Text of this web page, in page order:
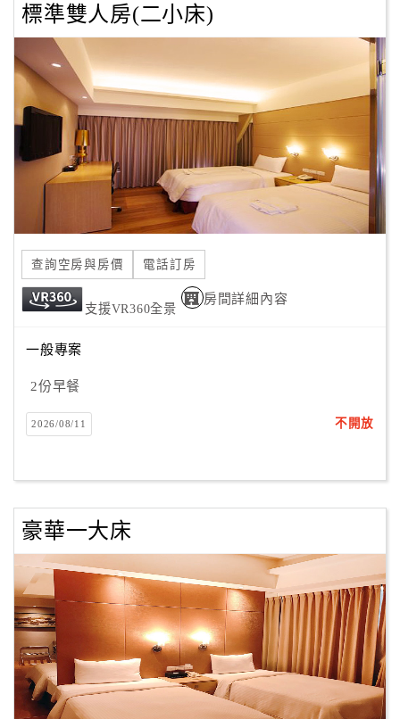
聯
Line
上
紅
利
查
訂
房
Q&A
旅
卡
房
請
款
收
據
標準雙人房(二小床)
查詢空房與房價 電話訂房
支援VR360全景
房間詳細內容
一般專案
2份早餐
2026/08/11 不開放
豪華一大床